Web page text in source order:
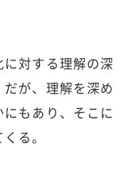
対する理解の深
が、理解を深め
もあり、そこに
る。